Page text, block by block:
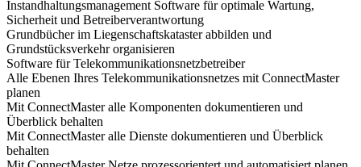
Instandhaltungsmanagement Software für optimale Wartung,
Sicherheit und Betreiberverantwortung
Grundbücher im Liegenschaftskataster abbilden und
Grundstücksverkehr organisieren
Software für Telekommunikationsnetzbetreiber
Alle Ebenen Ihres Telekommunikationsnetzes mit ConnectMaster
planen
Mit ConnectMaster alle Komponenten dokumentieren und
Überblick behalten
Mit ConnectMaster alle Dienste dokumentieren und Überblick
behalten